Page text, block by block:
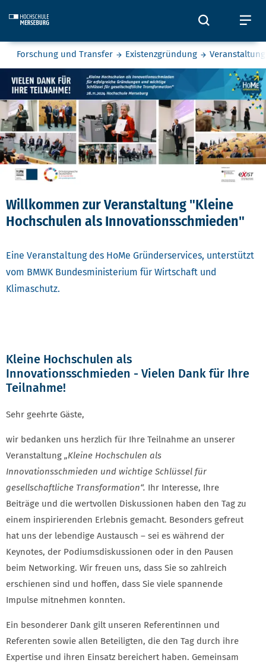
Öffnet
Sie befinden sich hier:
Forschung und Transfer Existenzgründung
Kleine Hochschulen als
Willkommen zur Veranstaltung "Kleine
Hochschulen als Innovationsschmieden"
Eine Veranstaltung des HoMe Gründerservices, unterstützt
vom BMWK Bundesministerium für Wirtschaft und
Klimaschutz.
Kleine Hochschulen als
Innovationsschmieden - Vielen Dank für Ihre
Teilnahme!
Sehr geehrte Gäste,
wir bedanken uns herzlich für Ihre Teilnahme an unserer
Veranstaltung „Kleine Hochschulen als
Innovationsschmieden und wichtige Schlüssel für
gesellschaftliche Transformation“. Ihr Interesse, Ihre
Beiträge und die wertvollen Diskussionen haben den Tag zu
einem inspirierenden Erlebnis gemacht. Besonders gefreut
hat uns der lebendige Austausch – sei es während der
Keynotes, der Podiumsdiskussionen oder in den Pausen
beim Networking. Wir freuen uns, dass Sie so zahlreich
erschienen sind und hoffen, dass Sie viele spannende
Impulse mitnehmen konnten.
Ein besonderer Dank gilt unseren Referentinnen und
Referenten sowie allen Beteiligten, die den Tag durch ihre
Expertise und ihren Einsatz bereichert haben. Gemeinsam